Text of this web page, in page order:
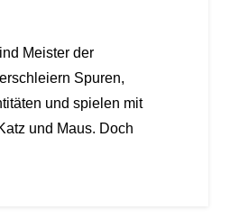
Meister der
Spuren,
und spielen mit
und Maus. Doch